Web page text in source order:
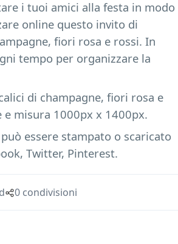
i tuoi amici alla festa in modo
online questo invito di
fiori rosa e rossi. In
tempo per organizzare la
di champagne, fiori rosa e
misura 1000px x 1400px.
essere stampato o scaricato
Twitter, Pinterest.
0 condivisioni